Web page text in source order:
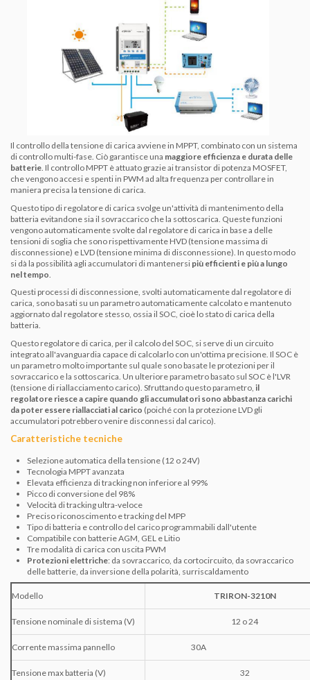
Il controllo della tensione di carica avviene in MPPT, combinato con un sistema
di controllo multi-fase. Ciò garantisce una maggiore efficienza e durata delle
batterie. Il controllo MPPT è attuato grazie ai transistor di potenza MOSFET,
che vengono accesi e spenti in PWM ad alta frequenza per controllare in
maniera precisa la tensione di carica.
Questo tipo di regolatore di carica svolge un'attività di mantenimento della
batteria evitandone sia il sovraccarico che la sottoscarica. Queste funzioni
vengono automaticamente svolte dal regolatore di carica in base a delle
tensioni di soglia che sono rispettivamente HVD (tensione massima di
disconnessione) e LVD (tensione minima di disconnessione). In questo modo
si dà la possibilità agli accumulatori di mantenersi più efficienti e più a lungo
nel tempo
Questi processi di disconnessione, svolti automaticamente dal regolatore di
carica, sono basati su un parametro automaticamente calcolato e mantenuto
aggiornato dal regolatore stesso, ossia il SOC, cioè lo stato di carica della
batteria.
Questo regolatore di carica, per il calcolo del SOC, si serve di un circuito
integrato all'avanguardia capace di calcolarlo con un'ottima precisione. Il SOC è
un parametro molto importante sul quale sono basate le protezioni per il
sovraccarico e la sottoscarica. Un ulteriore parametro basato sul SOC è l'LVR
(tensione di riallacciamento carico). Sfruttando questo parametro, il
regolatore riesce a capire quando gli accumulatori sono abbastanza carichi
da poter essere riallacciati al carico (poiché con la protezione LVD gli
accumulatori potrebbero venire disconnessi dal carico).
Caratteristiche tecniche
Selezione automatica della tensione (12 o 24V)
Tecnologia MPPT avanzata
Elevata efficienza di tracking non inferiore al 99%
Picco di conversione del 98%
Velocità di tracking ultra-veloce
Preciso riconoscimento e tracking del MPP
Tipo di batteria e controllo del carico programmabili dall'utente
Compatibile con batterie AGM, GEL e Litio
Tre modalità di carica con uscita PWM
Protezioni elettriche: da sovraccarico, da cortocircuito, da sovraccarico
delle batterie, da inversione della polarità, surriscaldamento
Modello TRIRON-3210N
Tensione nominale di sistema (V) 12 o 24
Corrente massima pannello 30A
Tensione max batteria (V) 32